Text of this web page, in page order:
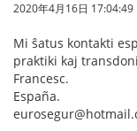
2020年4月16日 17:04:49
Mi ŝatus kontakti
praktiki kaj
Francesc.
España.